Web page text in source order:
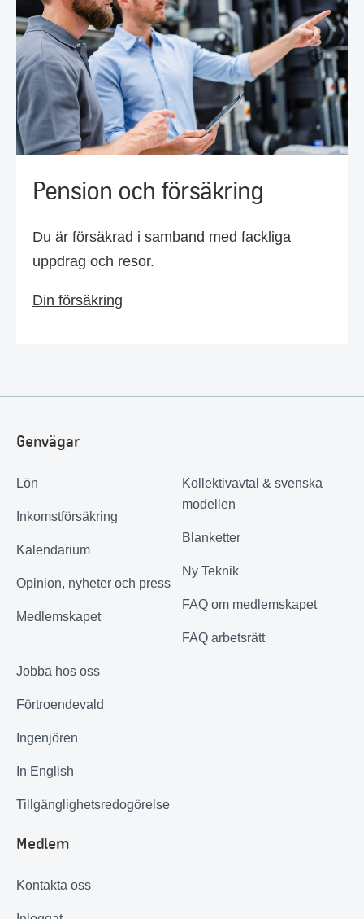
Pension och försäkring
Du är försäkrad i samband med fackliga
uppdrag och resor.
Din försäkring
Genvägar
Lön
Inkomstförsäkring
Kalendarium
Opinion, nyheter och press
Medlemskapet
Kollektivavtal & svenska
modellen
Blanketter
Ny Teknik
FAQ om medlemskapet
FAQ arbetsrätt
Jobba hos oss
Förtroendevald
Ingenjören
In English
Tillgänglighetsredogörelse
Medlem
Kontakta oss